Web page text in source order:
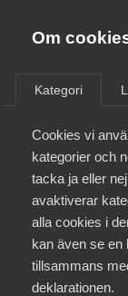
Om
Kategori
Cookies vi
kategorier och
tacka ja eller
avaktiverar
alla cookies i
kan även se en
tillsammans
deklarationen.
Almega
Medie­företagen
Om Almega
Aktuellt
Mina sidor
Remiss
(Ds
Remiss